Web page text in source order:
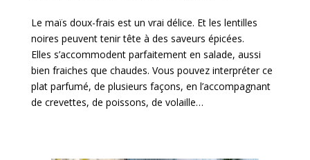
Le maïs doux-frais est un vrai délice. Et les lentilles
noires peuvent tenir tête à des saveurs épicées.
Elles s’accommodent parfaitement en salade, aussi
bien fraiches que chaudes. Vous pouvez interpréter ce
plat parfumé, de plusieurs façons, en l’accompagnant
de crevettes, de poissons, de volaille…